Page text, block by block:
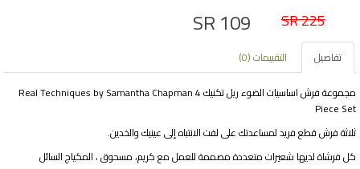
SR 225
SR 109
تفاصيل
التقييمات (0)
مجموعة فرش اساسيات الضوء ريل تكنيك Real Techniques by Samantha Chapman 4
Piece Set
ثلاثة فرش قطع فريد لمساعدتك على لفت الانتباه إلى عينيك والخدين.
كل فرشاة لديها شعيرات متعددة مصممة للعمل مع كريم، مسحوق ، المكياج السائل